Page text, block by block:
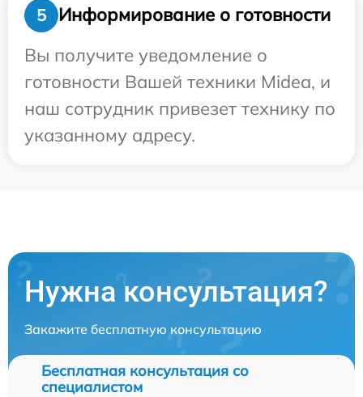
5
Информирование о готовности
Вы получите уведомление о
готовности Вашей техники Midea, и
наш сотрудник привезет технику по
указанному адресу.
Нужна консультация?
Закажите бесплатную консультацию
Бесплатная консультация со
специалистом